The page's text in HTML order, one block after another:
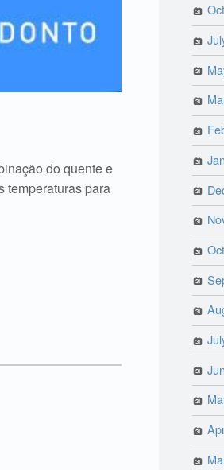
do quente e
temperaturas para